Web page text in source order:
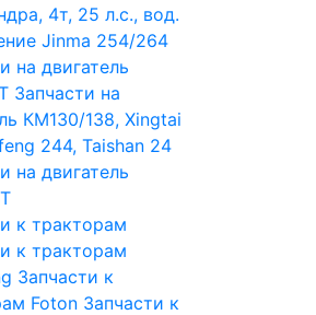
4т, 25 л.с., вод.
Jinma 254/264
на двигатель
Запчасти на
КМ130/138, Xingtai
244, Taishan 24
на двигатель
к тракторам
к тракторам
Запчасти к
Foton Запчасти к